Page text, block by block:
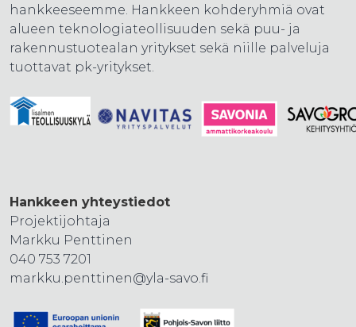
hankkeeseemme. Hankkeen kohderyhmiä ovat
alueen teknologiateollisuuden sekä puu- ja
rakennustuotealan yritykset sekä niille palveluja
tuottavat pk-yritykset.
Hankkeen yhteystiedot
Projektijohtaja
Markku Penttinen
040 753 7201
markku.penttinen@yla-savo.fi